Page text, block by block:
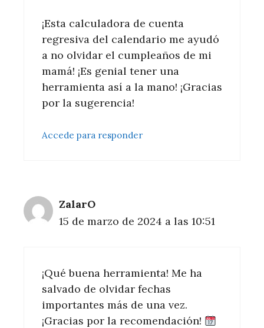
¡Esta calculadora de cuenta
regresiva del calendario me ayudó
a no olvidar el cumpleaños de mi
mamá! ¡Es genial tener una
herramienta así a la mano! ¡Gracias
por la sugerencia!
Accede para responder
ZalarO
15 de marzo de 2024 a las 10:51
¡Qué buena herramienta! Me ha
salvado de olvidar fechas
importantes más de una vez.
¡Gracias por la recomendación!